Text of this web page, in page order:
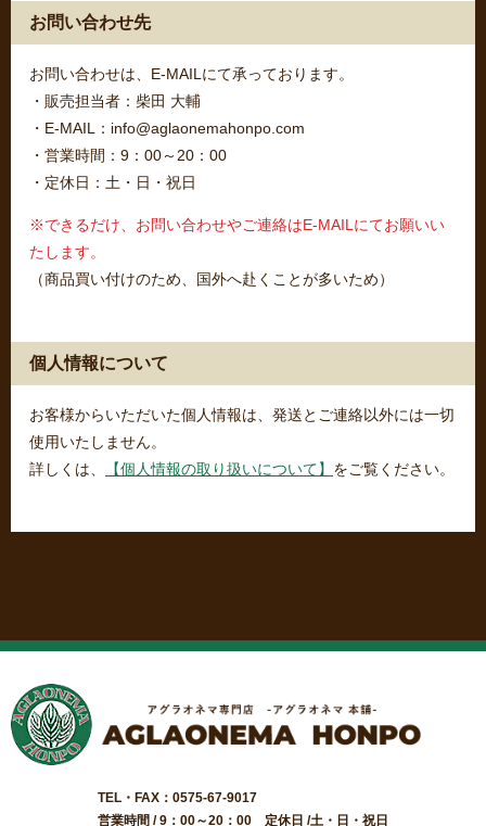
お問い合わせ先
お問い合わせは、E-MAILにて承っております。
・販売担当者：柴田 大輔
・E-MAIL：info@aglaonemahonpo.com
・営業時間：9：00～20：00
・定休日：土・日・祝日
※できるだけ、お問い合わせやご連絡はE-MAILにてお願いい
たします。
（商品買い付けのため、国外へ赴くことが多いため）
個人情報について
お客様からいただいた個人情報は、発送とご連絡以外には一切
使用いたしません。
詳しくは、
【個人情報の取り扱いについて】 をご覧ください。
TEL・FAX：0575-67-9017
営業時間 / 9：00～20：00 定休日 /土・日・祝日